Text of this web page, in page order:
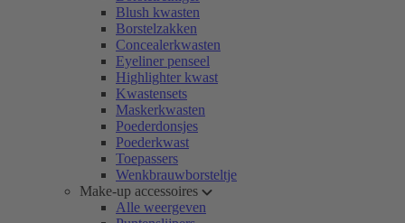
Blush kwasten
Borstelzakken
Concealerkwasten
Eyeliner penseel
Highlighter kwast
Kwastensets
Maskerkwasten
Poederdonsjes
Poederkwast
Toepassers
Wenkbrauwborsteltje
Make-up accessoires
Alle weergeven